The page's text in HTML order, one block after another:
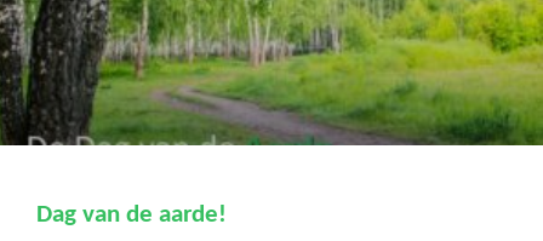
Dag van de aarde!